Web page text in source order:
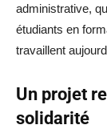
administrative,
étudiants en
travaillent
Un projet
solidarité